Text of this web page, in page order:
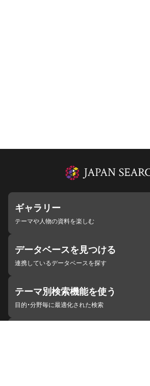
ギャラリー
テーマや人物の資料を楽しむ
データベースを見つける
連携しているデータベースを探す
テーマ別検索機能を使う
目的・分野毎に最適化された検索